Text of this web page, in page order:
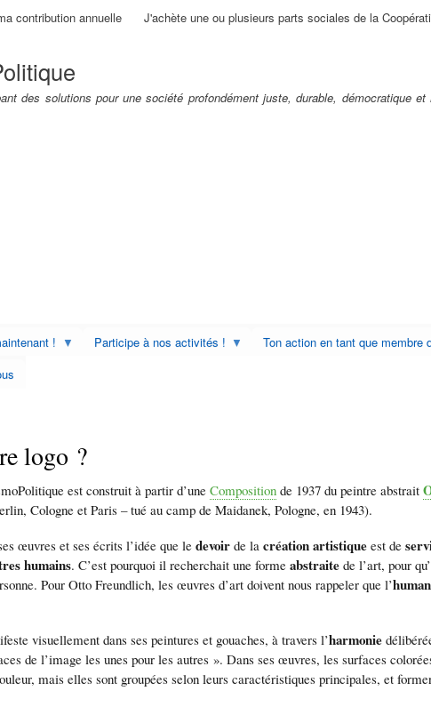
Aller
contribution annuelle J'achète une ou plusieurs parts sociales de la
des solutions pour une société profondément juste, durable, démocratique et
! Participe à nos activités !
Ton action en tant que membre
logo ?
est construit à partir d’une Compositionde 1937 du peintre abstrait
Cologne et Paris – tué au camp de Maidanek, Pologne, en 1943).
œuvres et ses écrits l’idée que le devoirde la création artistiqueest de
humains. C’est pourquoi il recherchait une forme abstraitede l’art, pour
Pour Otto Freundlich, les œuvres d’art doivent nous rappeler que l’
visuellement dans ses peintures et gouaches, à travers l’harmonie
de l’image les unes pour les autres ». Dans ses œuvres, les surfaces
mais elles sont groupées selon leurs caractéristiques principales, et